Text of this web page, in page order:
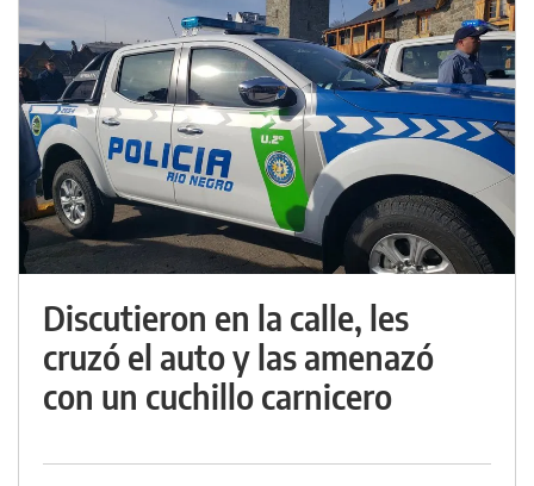
Discutieron en la calle, les
cruzó el auto y las amenazó
con un cuchillo carnicero